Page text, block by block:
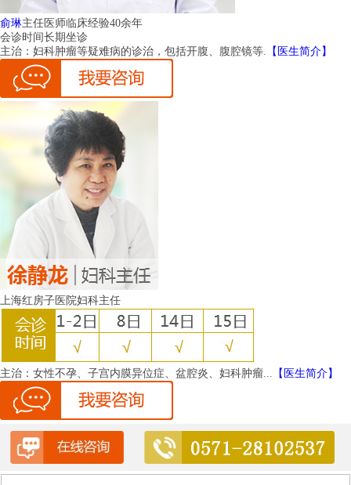
俞琳主任医师临床经验40余年
会诊时间长期坐诊
主治： 妇科肿瘤等疑难病的诊治，包括开腹、腹腔镜等. 【医生简介】
上海红房子医院妇科主任
主治： 女性不孕、子宫内膜异位症、盆腔炎、妇科肿瘤... 【医生简介】